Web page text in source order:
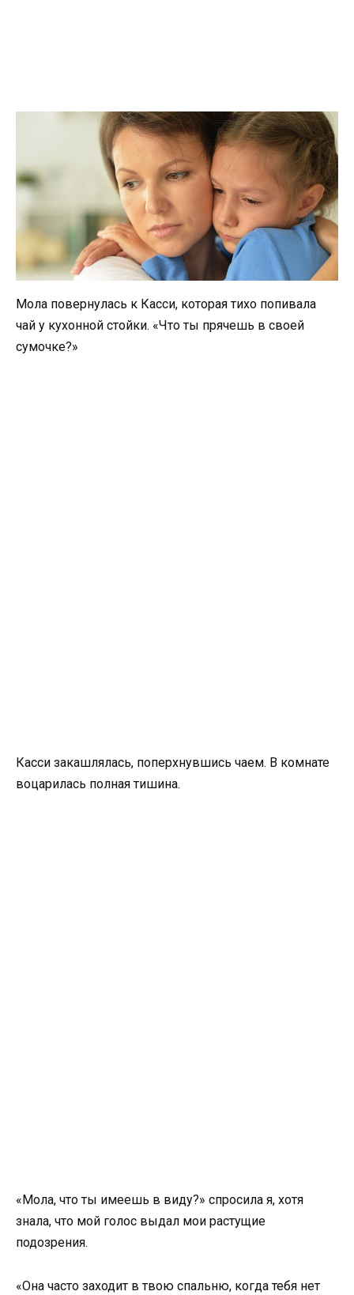
Мола повернулась к Касси, которая тихо попивала
чай у кухонной стойки. «Что ты прячешь в своей
сумочке?»
Касси закашлялась, поперхнувшись чаем. В комнате
воцарилась полная тишина.
«Мола, что ты имеешь в виду?» спросила я, хотя
знала, что мой голос выдал мои растущие
подозрения.
«Она часто заходит в твою спальню, когда тебя нет